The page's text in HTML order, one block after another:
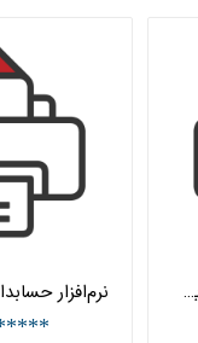
نرم‌افزار حسابداری کامپیوتر، موبایل و ماشین‌های اداری پیشرفته هلو APEX